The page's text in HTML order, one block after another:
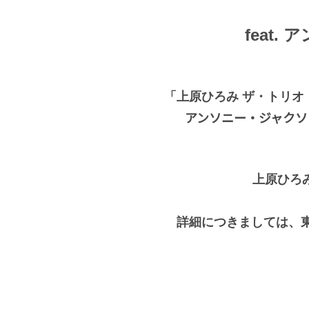
feat. ア
「上原ひろみ ザ・トリ
アンソニー・ジャク
上原ひ
詳細につきましては